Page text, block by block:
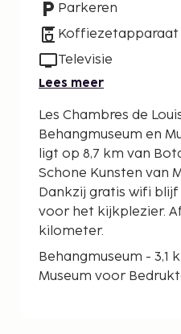
Parkeren
Koffiezetapparaat
Televisie
Lees meer
Les Chambres de
Behangmuseum en Museum
ligt op 8,7 km van
Schone Kunsten van
Dankzij gratis wifi
voor het kijkplezier.
kilometer.
Behangmuseum - 3,1
Museum voor